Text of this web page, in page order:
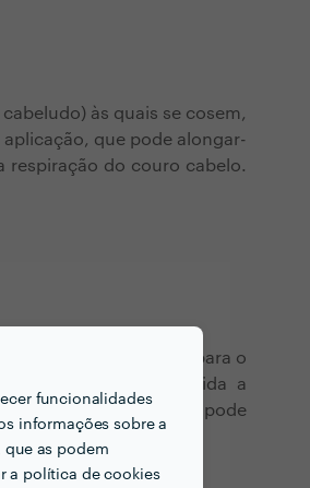
funcionalidades
informações sobre a
que as podem
a política de cookies
às quais se cosem,
que pode alongar-
respiração do couro cabelo.
é bastante saudável para o
Cada extensão é unida a
processo moroso que pode
dos 600 €.